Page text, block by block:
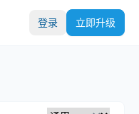
登录 立即升级